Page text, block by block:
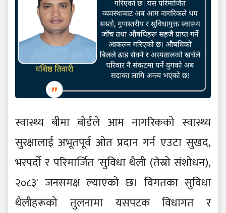
स्वास्थ्य बीमा बोर्डले आम नागरिकको स्वास्थ्य
सुरक्षालाई अभूतपूर्व ओत प्रदान गर्न एउटा सुखद,
भरपर्दो र परिमार्जित 'सुविधा थैली (तेस्रो संशोधन),
२०८३' जनसमक्ष ल्याएको छ। विगतका सुविधा
थैलीहरूको तुलनामा यसपटक विधागत र